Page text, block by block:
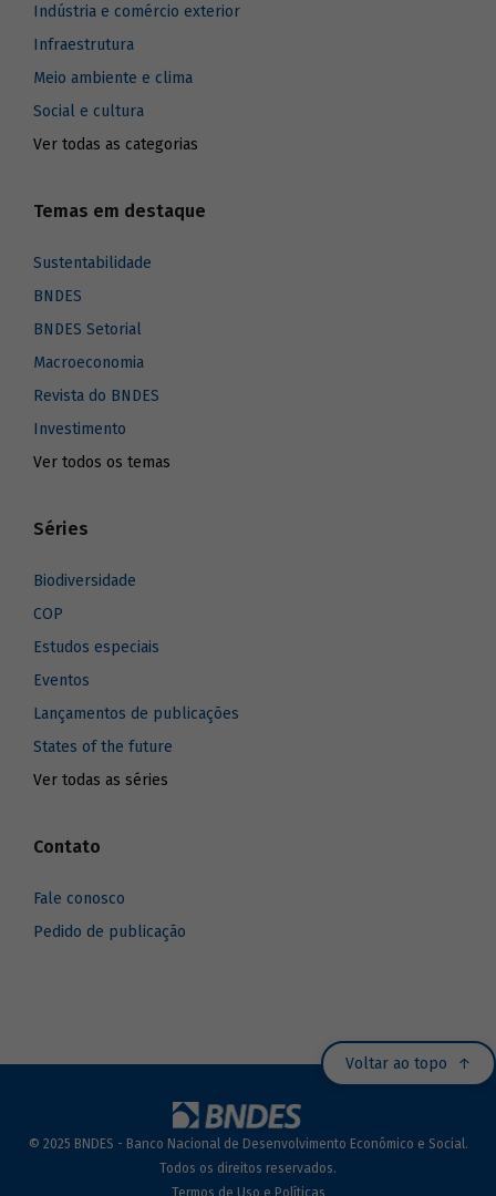
Indústria e comércio exterior
Infraestrutura
Meio ambiente e clima
Social e cultura
Ver todas as categorias
Temas em destaque
Sustentabilidade
BNDES
BNDES Setorial
Macroeconomia
Revista do BNDES
Investimento
Ver todos os temas
Séries
Biodiversidade
COP
Estudos especiais
Eventos
Lançamentos de publicações
States of the future
Ver todas as séries
Contato
Fale conosco
Pedido de publicação
Voltar ao topo
© 2025 BNDES - Banco Nacional de Desenvolvimento Econômico e Social.
Todos os direitos reservados.
Termos de Uso e Políticas